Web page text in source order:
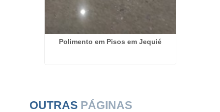
Polimento em Pisos em Jequié
OUTRAS PÁGINAS